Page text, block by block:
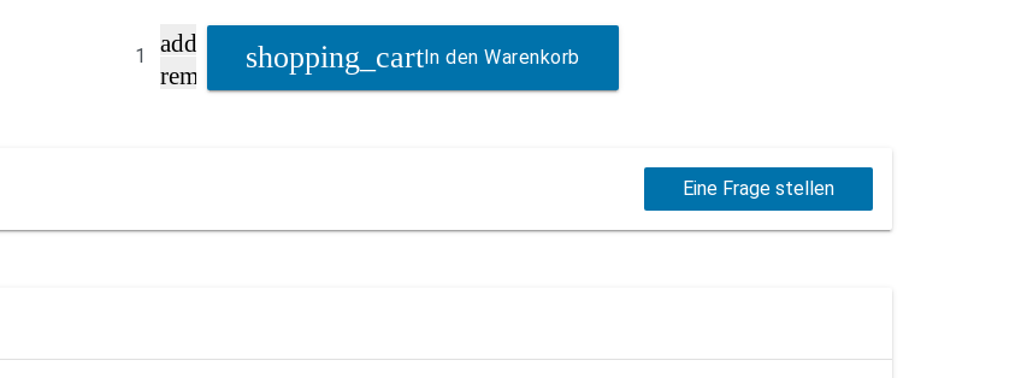
add
remove
In den Warenkorb
Eine Frage stellen